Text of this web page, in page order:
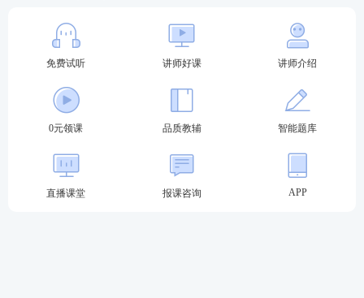
热点推荐：
免费试听 讲师好课 讲师介绍
0元领课 品质教辅 智能题库
直播课堂 报课咨询 APP